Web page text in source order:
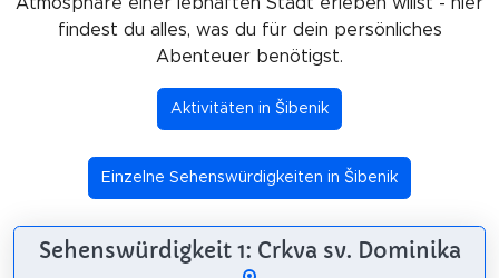
findest du alles, was du für dein persönliches
Abenteuer benötigst.
Aktivitäten in Šibenik
Einzelne Sehenswürdigkeiten in Šibenik
Sehenswürdigkeit 1: Crkva sv. Dominika